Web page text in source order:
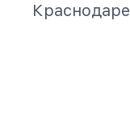
Краснодаре